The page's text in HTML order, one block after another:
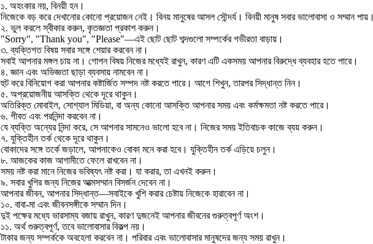
১. অহংকার নয়, বিনয়ী হন।
নিজেকে বড় করে দেখানোর কোনো প্রয়োজন নেই। বিনয় মানুষের আসল সৌন্দর্য। বিনয়ী মানুষ সবার ভালোবাসা ও সম্মান পায়।
২. ভুল করলে স্বীকার করুন, কৃতজ্ঞতা প্রকাশ করুন।
"Sorry", "Thank you", "Please"—এই ছোট ছোট শব্দগুলো সম্পর্কের গভীরতা বাড়ায়।
৩. ব্যক্তিগত বিষয় সবার সঙ্গে শেয়ার করবেন না।
সবাই আপনার মঙ্গল চায় না। গোপন বিষয় নিজের মধ্যেই রাখুন, কারণ এটি একসময় আপনার বিরুদ্ধে ব্যবহার হতে পারে।
৪. জ্ঞান এবং অভিজ্ঞতা ছাড়া ব্যবসায় নামবেন না।
হুট করে বিনিয়োগ করা আপনার কষ্টার্জিত সম্পদ নষ্ট করতে পারে। আগে শিখুন, তারপর সিদ্ধান্ত নিন।
৫. অপ্রয়োজনীয় আসক্তি থেকে দূরে থাকুন।
অতিরিক্ত মোবাইল, সোশ্যাল মিডিয়া, বা অন্য কোনো আসক্তি আপনার সময় এবং কর্মক্ষমতা নষ্ট করতে পারে।
৬. গীবত এবং পরনিন্দা করবেন না।
যে ব্যক্তি অন্যের নিন্দা করে, সে আপনার সামনেও ভালো হবে না। নিজের সময় ইতিবাচক কাজে ব্যয় করুন।
৭. যুক্তিহীন তর্ক থেকে দূরে থাকুন।
বোকাদের সঙ্গে তর্কে জড়ালে, আপনাকেও বোকা মনে করা হবে। যুক্তিহীন তর্ক এড়িয়ে চলুন।
৮. আজকের কাজ আগামীতে ফেলে রাখবেন না।
সময় নষ্ট করা মানে নিজের ভবিষ্যৎ নষ্ট করা। যা করার, তা এখনই করুন।
৯. সবার খুশির জন্য নিজের আত্মসম্মান বিসর্জন দেবেন না।
আপনার জীবন, আপনার সিদ্ধান্ত—সবাইকে খুশি করার চেষ্টায় নিজেকে হারাবেন না।
১০. বাবা-মা এবং জীবনসঙ্গীকে সম্মান দিন।
দুই পক্ষের মধ্যে ভারসাম্য বজায় রাখুন, কারণ দুজনেই আপনার জীবনের গুরুত্বপূর্ণ অংশ।
১১. অর্থ গুরুত্বপূর্ণ, তবে ভালোবাসার বিকল্প নয়।
টাকার জন্য সম্পর্ককে অবহেলা করবেন না। পরিবার এবং ভালোবাসার মানুষদের জন্য সময় রাখুন।